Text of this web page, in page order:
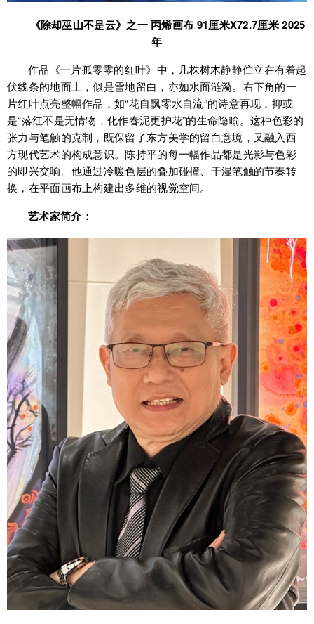
《除却巫山不是云》之一 丙烯画布 91厘米X72.7厘米 2025
年
作品《一片孤零零的红叶》中，几株树木静静伫立在有着起
伏线条的地面上，似是雪地留白，亦如水面涟漪。右下角的一
片红叶点亮整幅作品，如“花自飘零水自流”的诗意再现，抑或
是“落红不是无情物，化作春泥更护花”的生命隐喻。这种色彩的
张力与笔触的克制，既保留了东方美学的留白意境，又融入西
方现代艺术的构成意识。陈持平的每一幅作品都是光影与色彩
的即兴交响。他通过冷暖色层的叠加碰撞、干湿笔触的节奏转
换，在平面画布上构建出多维的视觉空间。
艺术家简介：